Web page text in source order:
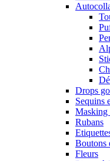
Drops
Sequins
Masking
Rubans
Boutons
Fleurs